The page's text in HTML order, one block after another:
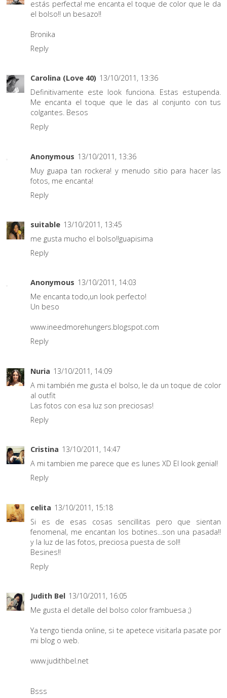
estás perfecta! me encanta el toque de color que le da
el bolso!! un besazo!!
Bronika
Reply
Carolina (Love 40) 13/10/2011, 13:36
Definitivamente este look funciona. Estas estupenda.
Me encanta el toque que le das al conjunto con tus
colgantes. Besos
Reply
Anonymous 13/10/2011, 13:36
Muy guapa tan rockera! y menudo sitio para hacer las
fotos, me encanta!
Reply
suitable 13/10/2011, 13:45
me gusta mucho el bolso!!guapisima
Reply
Anonymous 13/10/2011, 14:03
Me encanta todo,un look perfecto!
Un beso
www.ineedmorehungers.blogspot.com
Reply
Nuria 13/10/2011, 14:09
A mi también me gusta el bolso, le da un toque de color
al outfit
Las fotos con esa luz son preciosas!
Reply
Cristina 13/10/2011, 14:47
A mi tambien me parece que es lunes XD El look genial!
Reply
celita 13/10/2011, 15:18
Si es de esas cosas sencillitas pero que sientan
fenomenal, me encantan los botines...son una pasada!!
y la luz de las fotos, preciosa puesta de sol!!
Besines!!
Reply
Judith Bel 13/10/2011, 16:05
Me gusta el detalle del bolso color frambuesa ;)
Ya tengo tienda online, si te apetece visitarla pasate por
mi blog o web.
www.judithbel.net
Bsss